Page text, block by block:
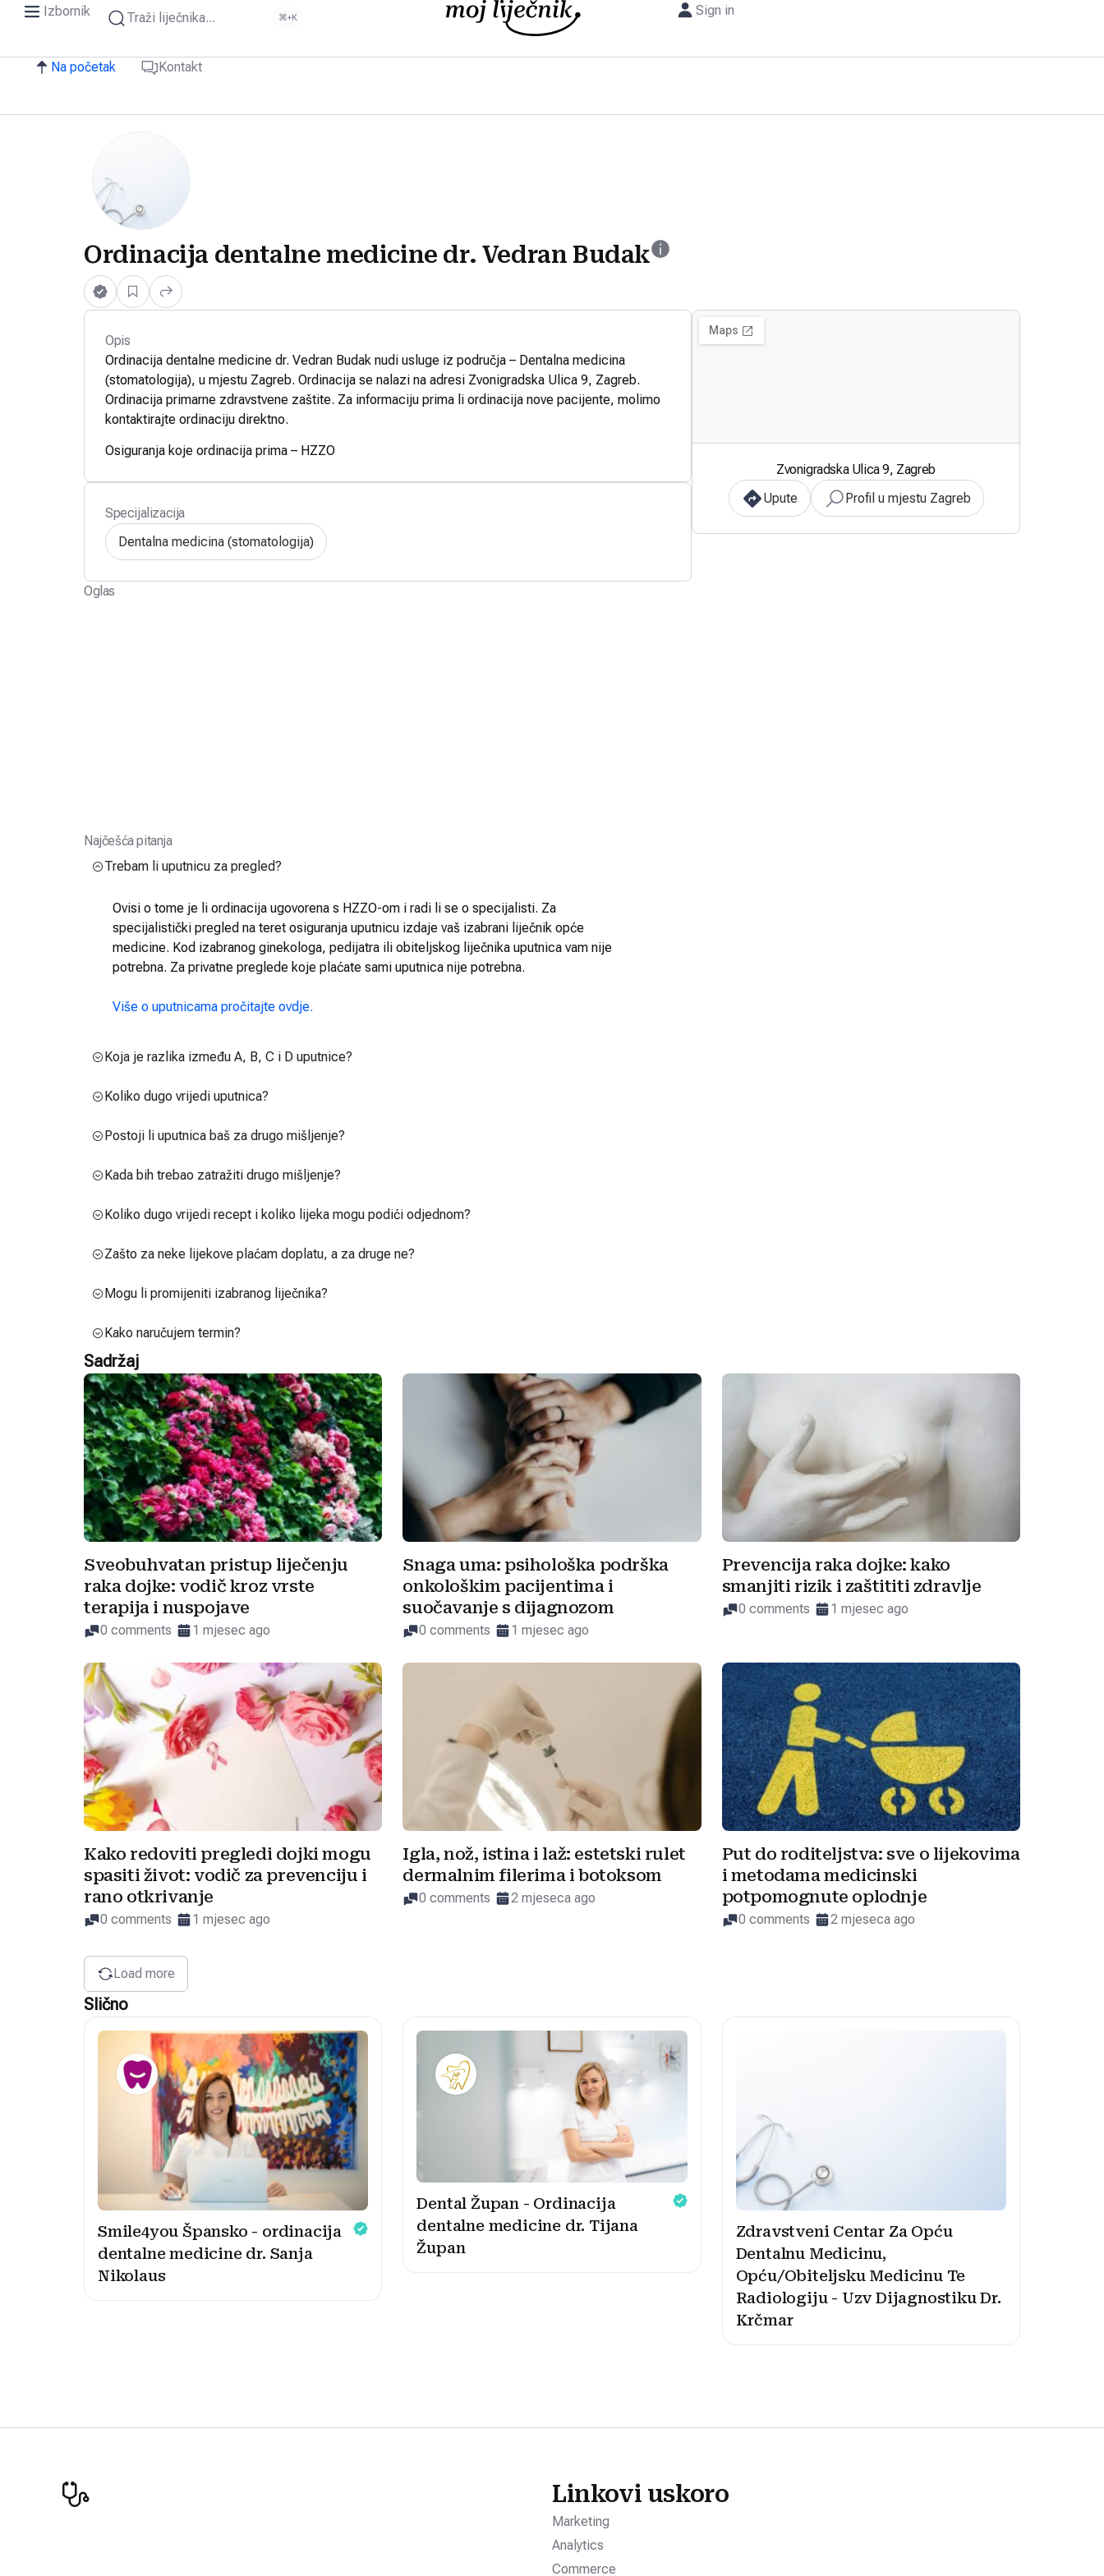
Izbornik Traži liječnika... ⌘+K Sign in
Na početak Kontakt
Ordinacija dentalne medicine dr. Vedran Budak
Opis
Ordinacija dentalne medicine dr. Vedran Budak nudi usluge iz područja – Dentalna medicina
(stomatologija), u mjestu Zagreb. Ordinacija se nalazi na adresi Zvonigradska Ulica 9, Zagreb.
Ordinacija primarne zdravstvene zaštite. Za informaciju prima li ordinacija nove pacijente, molimo
kontaktirajte ordinaciju direktno.
Osiguranja koje ordinacija prima – HZZO
Specijalizacija
Dentalna medicina (stomatologija)
Oglas
Zvonigradska Ulica 9, Zagreb
Upute
Profil u mjestu Zagreb
Najčešća pitanja
Trebam li uputnicu za pregled?
Ovisi o tome je li ordinacija ugovorena s HZZO-om i radi li se o specijalisti. Za
specijalistički pregled na teret osiguranja uputnicu izdaje vaš izabrani liječnik opće
medicine. Kod izabranog ginekologa, pedijatra ili obiteljskog liječnika uputnica vam nije
potrebna. Za privatne preglede koje plaćate sami uputnica nije potrebna.
Više o uputnicama pročitajte ovdje.
Koja je razlika između A, B, C i D uputnice?
Koliko dugo vrijedi uputnica?
Postoji li uputnica baš za drugo mišljenje?
Kada bih trebao zatražiti drugo mišljenje?
Koliko dugo vrijedi recept i koliko lijeka mogu podići odjednom?
Zašto za neke lijekove plaćam doplatu, a za druge ne?
Mogu li promijeniti izabranog liječnika?
Kako naručujem termin?
Sadržaj
Sveobuhvatan pristup liječenju
raka dojke: vodič kroz vrste
terapija i nuspojave
0 comments 1 mjesec ago
Snaga uma: psihološka podrška
onkološkim pacijentima i
suočavanje s dijagnozom
0 comments 1 mjesec ago
Prevencija raka dojke: kako
smanjiti rizik i zaštititi zdravlje
0 comments 1 mjesec ago
Kako redoviti pregledi dojki mogu
spasiti život: vodič za prevenciju i
rano otkrivanje
0 comments 1 mjesec ago
Igla, nož, istina i laž: estetski rulet
dermalnim filerima i botoksom
0 comments 2 mjeseca ago
Put do roditeljstva: sve o lijekovima
i metodama medicinski
potpomognute oplodnje
0 comments 2 mjeseca ago
Load more
Slično
Smile4you Špansko - ordinacija
dentalne medicine dr. Sanja
Nikolaus
Dental Župan - Ordinacija
dentalne medicine dr. Tijana
Župan
Zdravstveni Centar Za Opću
Dentalnu Medicinu,
Opću/Obiteljsku Medicinu Te
Radiologiju - Uzv Dijagnostiku Dr.
Krčmar
Linkovi uskoro
Marketing
Analytics
Commerce